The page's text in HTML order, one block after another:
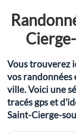
Vous trouverez
vos randonnées
ville. Voici une
tracés gps et
Saint-Cierge-